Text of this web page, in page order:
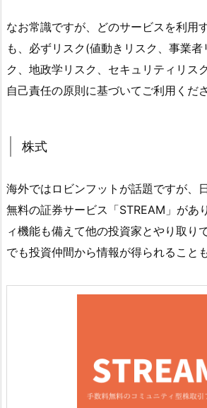
なお常識ですが、どのサービスを利用
も、必ずリスク(値動きリスク、事業者
ク、地政学リスク、セキュリティリス
自己責任の原則に基づいてご利用くださ
株式
海外ではロビンフットが話題ですが、
無料の証券サービス「STREAM」があ
ィ機能も備えて他の投資家とやり取り
でも投資仲間から情報が得られること